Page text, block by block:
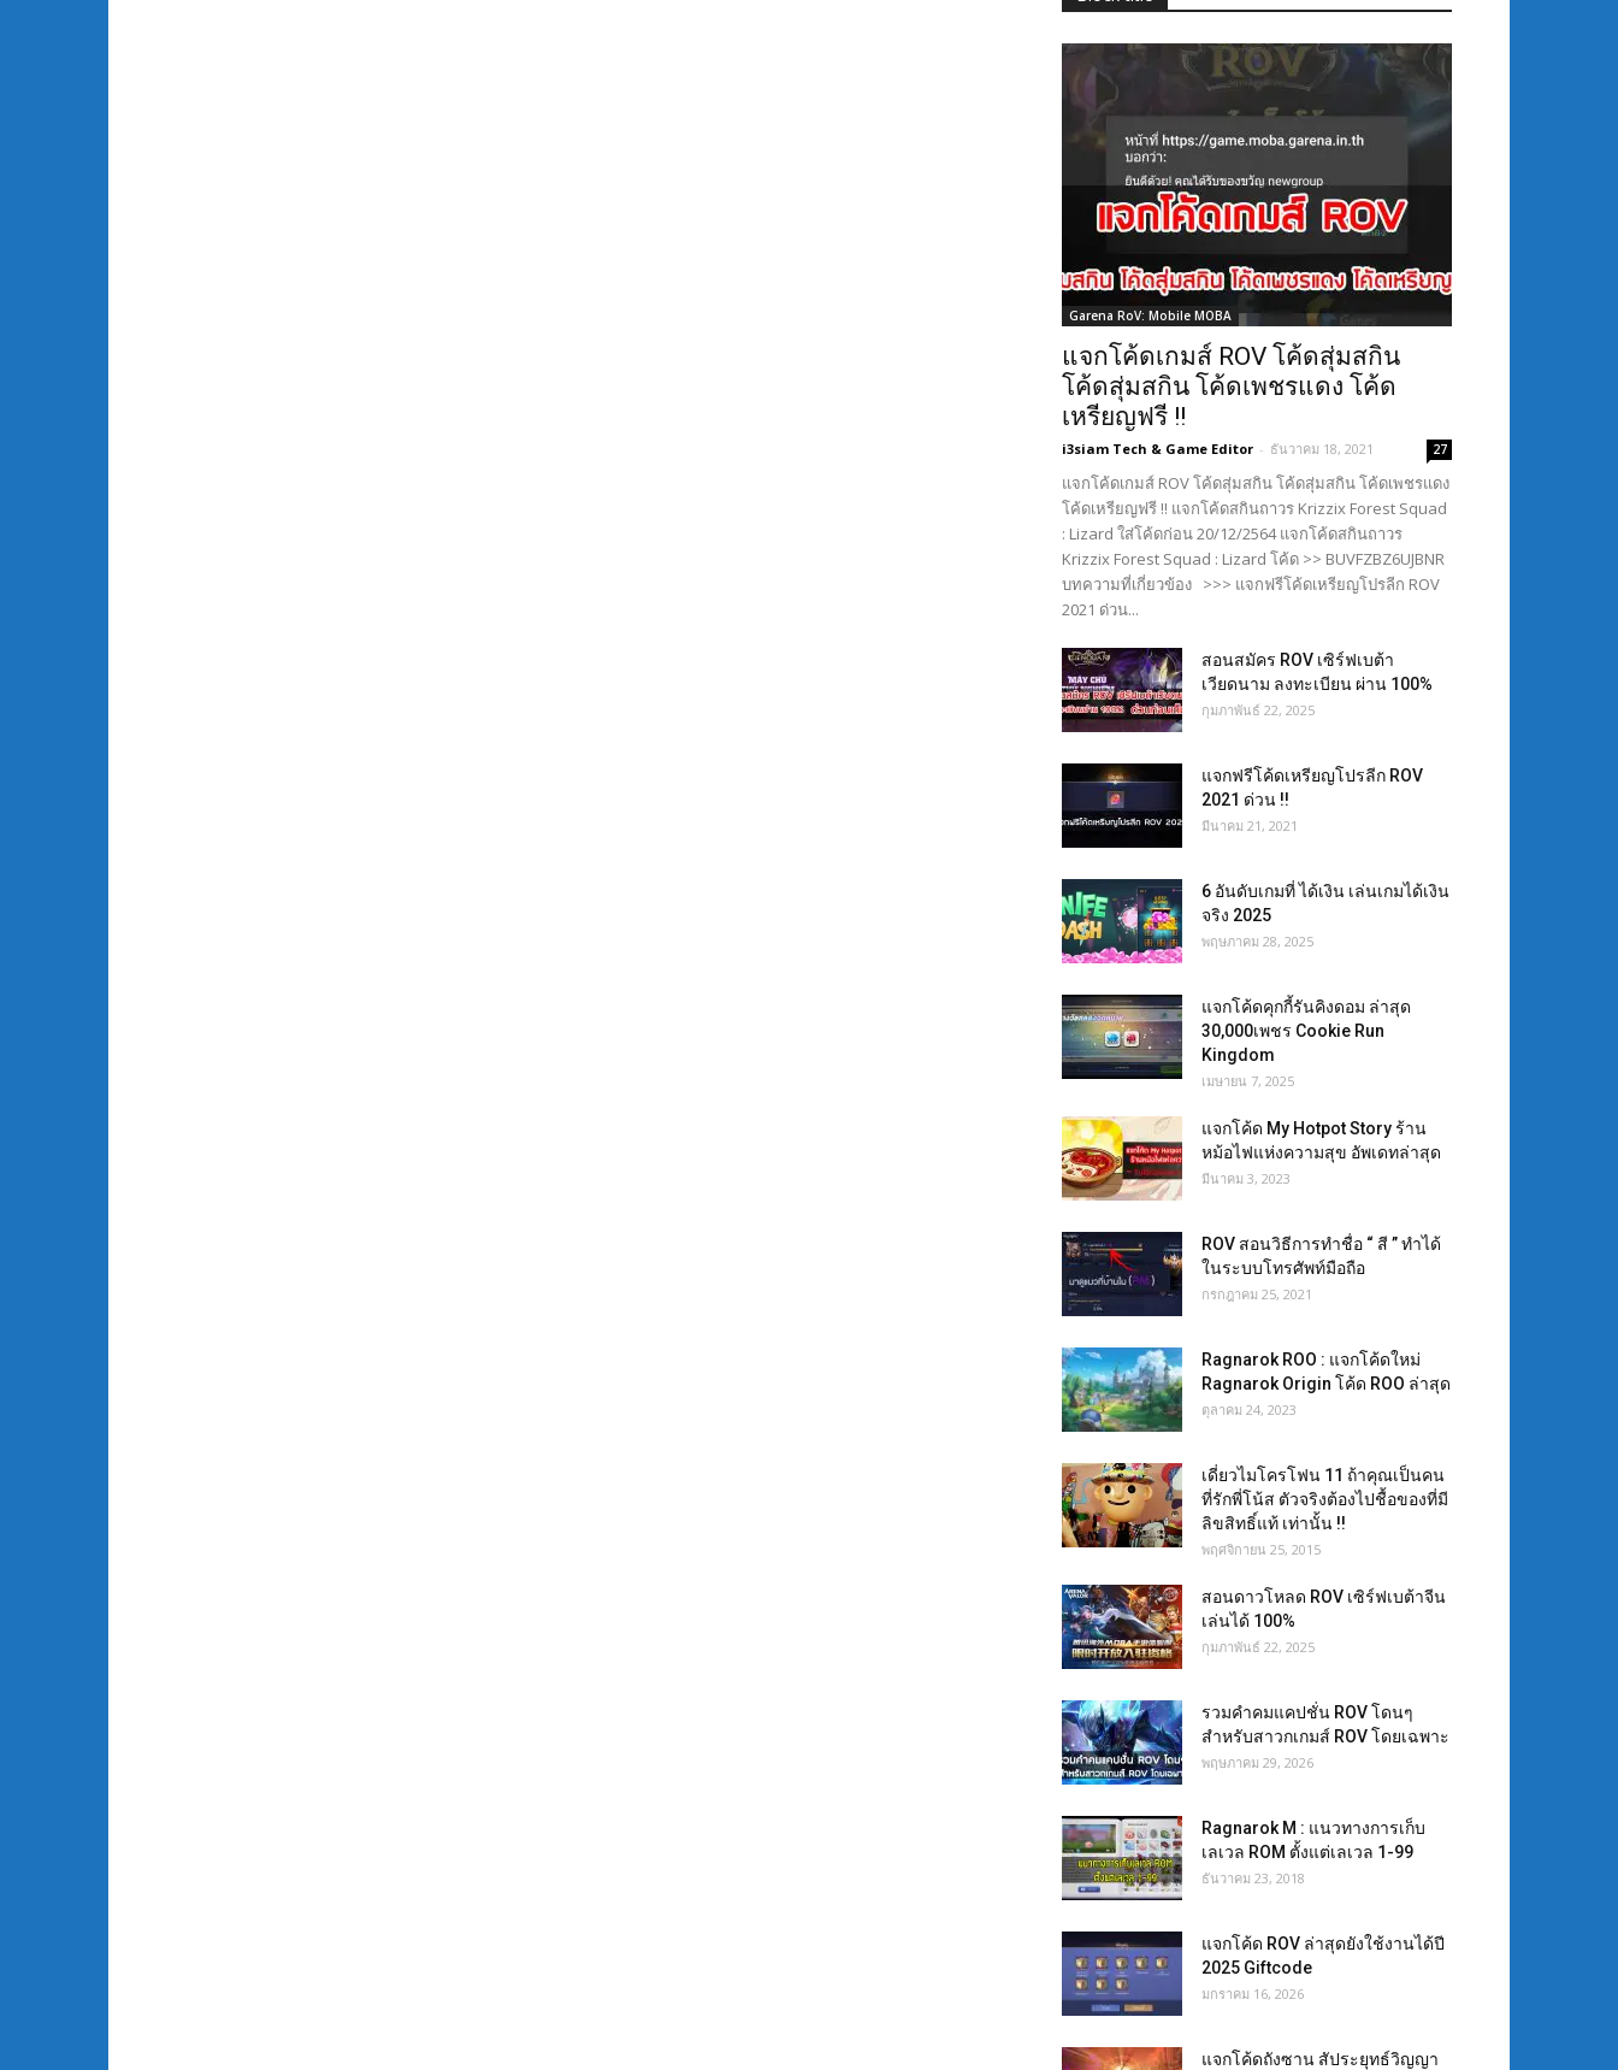
Garena RoV: Mobile MOBA
แจกโค้ดเกมส์ ROV โค้ดสุ่มสกิน
โค้ดสุ่มสกิน โค้ดเพชรแดง โค้ด
เหรียญฟรี !!
i3siam Tech & Game Editor - ธันวาคม 18, 2021 27
แจกโค้ดเกมส์ ROV โค้ดสุ่มสกิน โค้ดสุ่มสกิน โค้ดเพชรแดง
โค้ดเหรียญฟรี !! แจกโค้ดสกินถาวร Krizzix Forest Squad
: Lizard ใส่โค้ดก่อน 20/12/2564 แจกโค้ดสกินถาวร
Krizzix Forest Squad : Lizard โค้ด >> BUVFZBZ6UJBNR
บทความที่เกี่ยวข้อง >>> แจกฟรีโค้ดเหรียญโปรลีก ROV
2021 ด่วน...
สอนสมัคร ROV เซิร์ฟเบต้า
เวียดนาม ลงทะเบียน ผ่าน 100%
กุมภาพันธ์ 22, 2025
แจกฟรีโค้ดเหรียญโปรลีก ROV
2021 ด่วน !!
มีนาคม 21, 2021
6 อันดับเกมที่ ได้เงิน เล่นเกมได้เงิน
จริง 2025
พฤษภาคม 28, 2025
แจกโค้ดคุกกี้รันคิงดอม ล่าสุด
30,000เพชร Cookie Run
Kingdom
เมษายน 7, 2025
แจกโค้ด My Hotpot Story ร้าน
หม้อไฟแห่งความสุข อัพเดทล่าสุด
มีนาคม 3, 2023
ROV สอนวิธีการทำชื่อ “ สี ” ทำได้
ในระบบโทรศัพท์มือถือ
กรกฎาคม 25, 2021
Ragnarok ROO : แจกโค้ดใหม่
Ragnarok Origin โค้ด ROO ล่าสุด
ตุลาคม 24, 2023
เดี่ยวไมโครโฟน 11 ถ้าคุณเป็นคน
ที่รักพี่โน้ส ตัวจริงต้องไปชื้อของที่มี
ลิขสิทธิ์แท้ เท่านั้น !!
พฤศจิกายน 25, 2015
สอนดาวโหลด ROV เซิร์ฟเบต้าจีน
เล่นได้ 100%
กุมภาพันธ์ 22, 2025
รวมคำคมแคปชั่น ROV โดนๆ
สำหรับสาวกเกมส์ ROV โดยเฉพาะ
พฤษภาคม 29, 2026
Ragnarok M : แนวทางการเก็บ
เลเวล ROM ตั้งแต่เลเวล 1-99
ธันวาคม 23, 2018
แจกโค้ด ROV ล่าสุดยังใช้งานได้ปี
2025 Giftcode
มกราคม 16, 2026
แจกโค้ดถังซาน สัประยุทธ์วิญญา